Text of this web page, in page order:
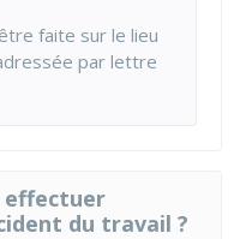
faite sur le lieu
par lettre
effectuer
du travail ?